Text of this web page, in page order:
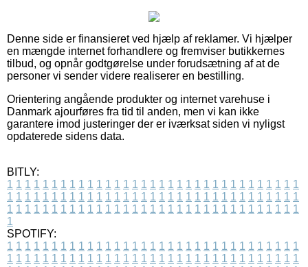
Denne side er finansieret ved hjælp af reklamer. Vi hjælper
en mængde internet forhandlere og fremviser butikkernes
tilbud, og opnår godtgørelse under forudsætning af at de
personer vi sender videre realiserer en bestilling.
Orientering angående produkter og internet varehuse i
Danmark ajourføres fra tid til anden, men vi kan ikke
garantere imod justeringer der er iværksat siden vi nyligst
opdaterede sidens data.
BITLY:
1 1 1 1 1 1 1 1 1 1 1 1 1 1 1 1 1 1 1 1 1 1 1 1 1 1 1 1 1 1 1 1 1
1 1 1 1 1 1 1 1 1 1 1 1 1 1 1 1 1 1 1 1 1 1 1 1 1 1 1 1 1 1 1 1 1
1 1 1 1 1 1 1 1 1 1 1 1 1 1 1 1 1 1 1 1 1 1 1 1 1 1 1 1 1 1 1 1 1
1
SPOTIFY:
1 1 1 1 1 1 1 1 1 1 1 1 1 1 1 1 1 1 1 1 1 1 1 1 1 1 1 1 1 1 1 1 1
1 1 1 1 1 1 1 1 1 1 1 1 1 1 1 1 1 1 1 1 1 1 1 1 1 1 1 1 1 1 1 1 1